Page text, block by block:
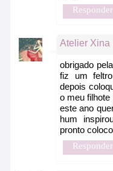
Responder
Atelier Xina
obrigado
fiz um
depois
o meu filhote
este ano
hum
pronto
Responder